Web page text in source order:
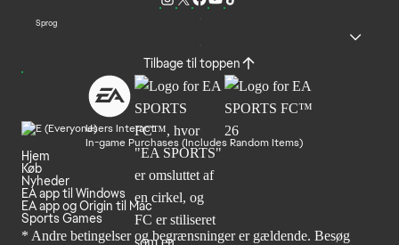
Sprog
Tilbage til toppen
Users Interact
In-game Purchases (Includes Random Items)
Hjem
Køb
Nyheder
EA app til Windows
EA app og Origin til Mac
Sports Games
* Andre betingelser og begrænsninger er gældende. Besøg